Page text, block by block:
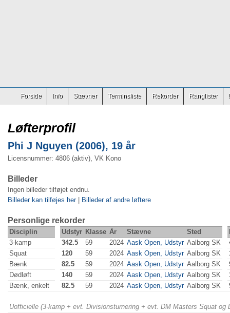
Forside Info Stævner Terminsliste Rekorder Ranglister
Løfterprofil
Phi J Nguyen (2006), 19 år
Licensnummer: 4806 (aktiv), VK Kono
Billeder
Ingen billeder tilføjet endnu.
Billeder kan tilføjes her| Billeder af andre løftere
Personlige rekorder
Disciplin Udstyr Klasse År Stævne Sted
3-kamp
342.5 59 2024 Aask Open, Udstyr Aalborg SK
Squat
120 59 2024 Aask Open, Udstyr Aalborg SK
Bænk
82.5 59 2024 Aask Open, Udstyr Aalborg SK
Dødløft
140 59 2024 Aask Open, Udstyr Aalborg SK
Bænk, enkelt
82.5 59 2024 Aask Open, Udstyr Aalborg SK
Uofficielle (3-kamp + evt. Divisionsturnering + evt. DM Masters Squat